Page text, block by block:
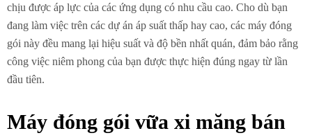
chịu được áp lực của các ứng dụng có nhu cầu cao. Cho dù bạn
đang làm việc trên các dự án áp suất thấp hay cao, các máy đóng
gói này đều mang lại hiệu suất và độ bền nhất quán, đảm bảo rằng
công việc niêm phong của bạn được thực hiện đúng ngay từ lần
đầu tiên.
Máy đóng gói vữa xi măng bán